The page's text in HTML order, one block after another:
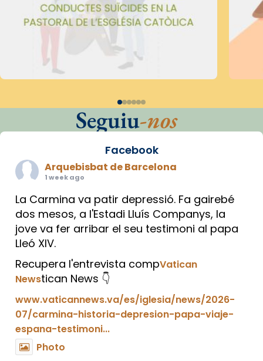
Seguiu-nos
Facebook
Arquebisbat de Barcelona
1 week ago
La Carmina va patir depressió. Fa gairebé
dos mesos, a l'Estadi Lluís Companys, la
jove va fer arribar el seu testimoni al papa
Lleó XIV.
Recupera l'entrevista compVatican
Newstican News 👇
www.vaticannews.va/es/iglesia/news/2026-
07/carmina-historia-depresion-papa-viaje-
espana-testimoni...
Photo